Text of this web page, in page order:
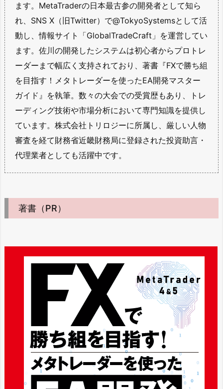
ます。MetaTraderの日本最古参の開発者として知ら
れ、SNS X（旧Twitter）で@TokyoSystemsとして活
動し、情報サイト「GlobalTradeCraft」を運営してい
ます。佐川の開発したシステムは初心者からプロトレ
ーダーまで幅広く支持されており、著書『FXで勝ち組
を目指す！メタトレーダーを使ったEA開発マスター
ガイド』を執筆。数々の大会での受賞歴もあり、トレ
ーディング技術や市場分析において専門知識を提供し
ています。株式会社トリロジーに所属し、厳しい人物
審査を経て財務省近畿財務局に登録された投資助言・
代理業者としても活躍中です。
著書（PR）